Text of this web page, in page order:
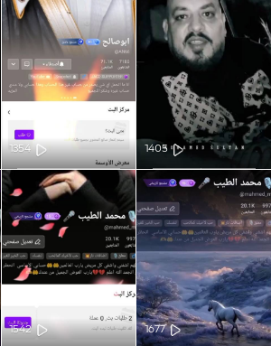
1405
1354
1677
1542